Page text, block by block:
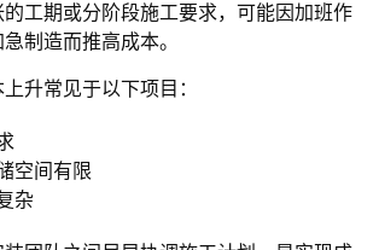
工期或分阶段施工要求，可能因加班作
制造而推高成本。
升常见于以下项目：
空间有限
杂